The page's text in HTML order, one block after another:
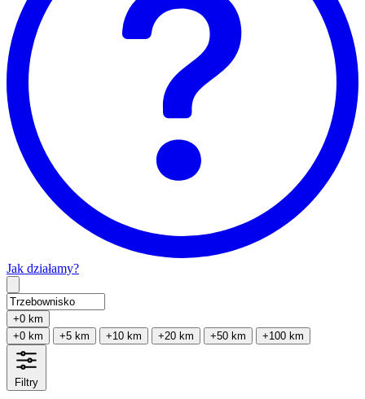
Jak działamy?
+0 km
+0 km
+5 km +10 km +20 km +50 km +100 km
Filtry